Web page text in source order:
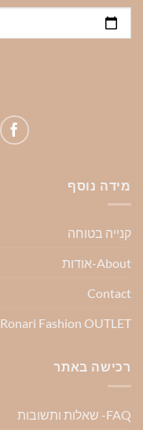
מידה נוסף
קנייה בטוחה
About-אודות
Contact
Ronari Fashion OUTLET
רכישה באתר
FAQ- שאלות ותשובות